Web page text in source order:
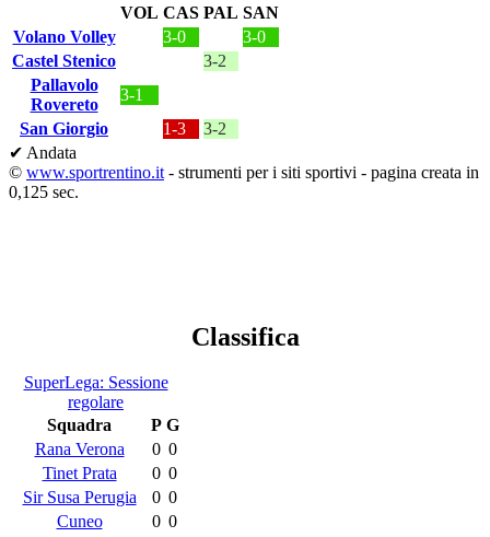
VOL CAS PAL SAN
Volano Volley
3-0
3-0
Castel Stenico
3-2
Pallavolo
Rovereto
3-1
San Giorgio
1-3
3-2
✔ Andata
© www.sportrentino.it - strumenti per i siti sportivi - pagina creata in
0,125 sec.
Classifica
SuperLega: Sessione
regolare
Squadra
P G
Rana Verona
0 0
Tinet Prata
0 0
Sir Susa Perugia
0 0
Cuneo
0 0